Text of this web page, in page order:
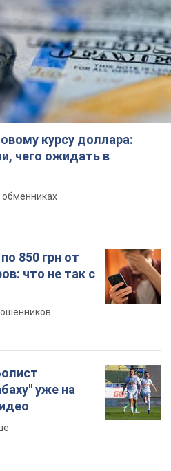
курсу доллара:
чего ожидать в
850 грн от
что не так с
уже на